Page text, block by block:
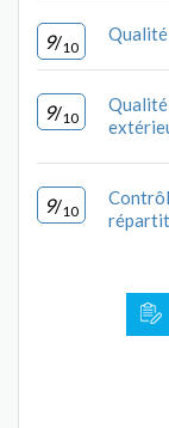
9/10
Qualité
9/10
9/10